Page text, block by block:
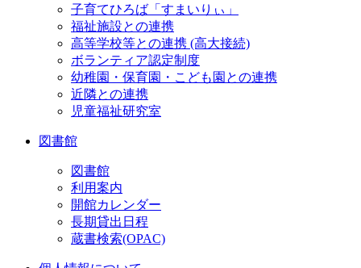
子育てひろば「すまいりぃ」
福祉施設との連携
高等学校等との連携 (高大接続)
ボランティア認定制度
幼稚園・保育園・こども園との連携
近隣との連携
児童福祉研究室
図書館
図書館
利用案内
開館カレンダー
長期貸出日程
蔵書検索(OPAC)